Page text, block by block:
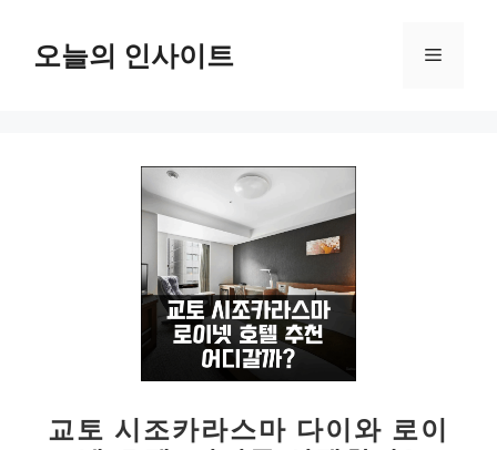
오늘의 인사이트 메
교토 시조카라스마 다이와 로이